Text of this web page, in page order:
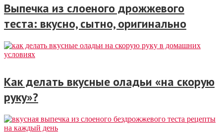
Выпечка из слоеного дрожжевого
теста: вкусно, сытно, оригинально
Как делать вкусные оладьи «на скорую
руку»?